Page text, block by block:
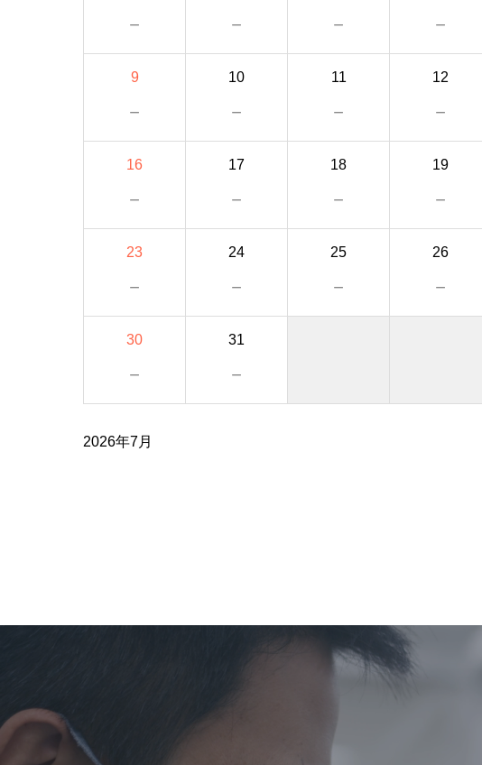
－ － － －
9
－
10
－
11
－
12
－
16
－
17
－
18
－
19
－
23
－
24
－
25
－
26
－
30
－
31
－
2026年7月